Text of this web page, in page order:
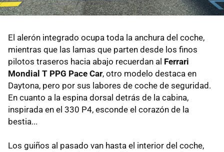
El alerón integrado ocupa toda la anchura del coche,
mientras que las lamas que parten desde los finos
pilotos traseros hacia abajo recuerdan al Ferrari
Mondial T PPG Pace Car, otro modelo destaca en
Daytona, pero por sus labores de coche de seguridad.
En cuanto a la espina dorsal detrás de la cabina,
inspirada en el 330 P4, esconde el corazón de la
bestia...
Los guiños al pasado van hasta el interior del coche,